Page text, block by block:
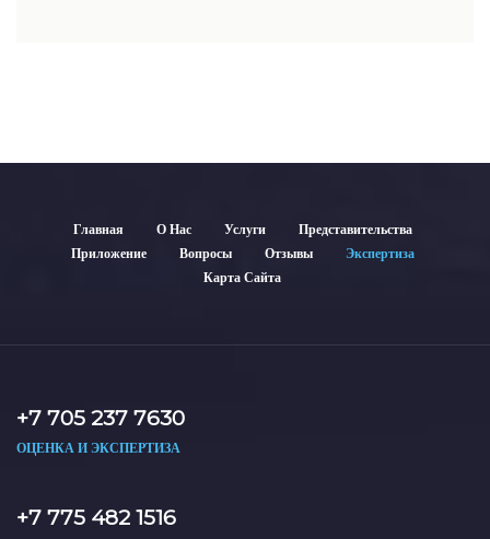
Главная О Нас Услуги
Представительства
Приложение
Вопросы Отзывы
Экспертиза
Карта Сайта
+7 705 237 7630
ОЦЕНКА И ЭКСПЕРТИЗА
+7 775 482 1516